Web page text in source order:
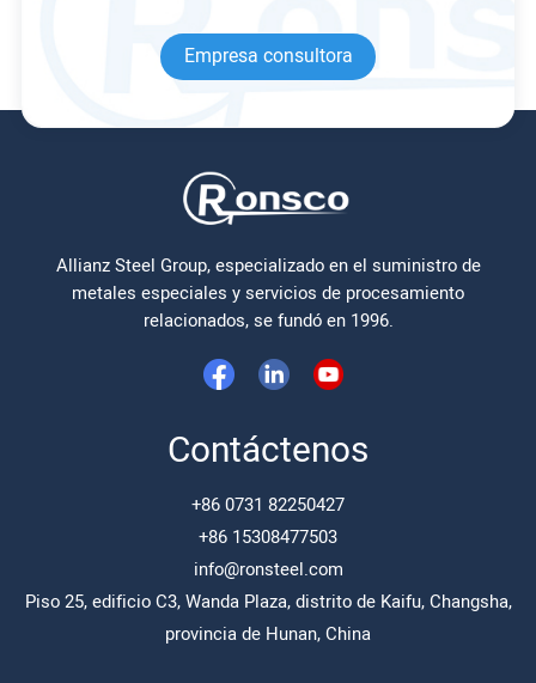
Empresa consultora
Allianz Steel Group, especializado en el suministro de
metales especiales y servicios de procesamiento
relacionados, se fundó en 1996.
Contáctenos
+86 0731 82250427
+86 15308477503
info@ronsteel.com
Piso 25, edificio C3, Wanda Plaza, distrito de Kaifu, Changsha,
provincia de Hunan, China